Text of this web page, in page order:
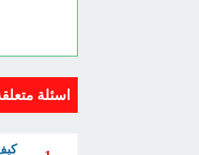
اسئلة